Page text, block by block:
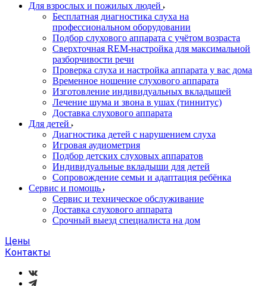
Для взрослых и пожилых людей
Бесплатная диагностика слуха на
профессиональном оборудовании
Подбор слухового аппарата с учётом возраста
Сверхточная REM-настройка для максимальной
разборчивости речи
Проверка слуха и настройка аппарата у вас дома
Временное ношение слухового аппарата
Изготовление индивидуальных вкладышей
Лечение шума и звона в ушах (тиннитус)
Доставка слухового аппарата
Для детей
Диагностика детей с нарушением слуха
Игровая аудиометрия
Подбор детских слуховых аппаратов
Индивидуальные вкладыши для детей
Сопровождение семьи и адаптация ребёнка
Сервис и помощь
Сервис и техническое обслуживание
Доставка слухового аппарата
Срочный выезд специалиста на дом
Цены
Контакты